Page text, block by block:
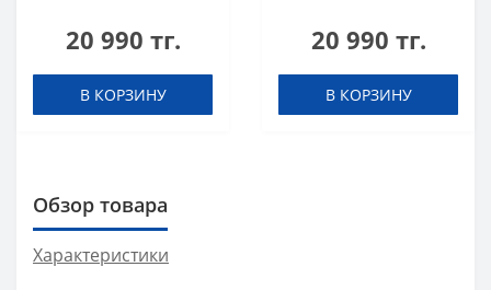
100.000 Apple 500 мл
20 990 тг.
В КОРЗИНУ
100.000 Cherry 500
20 990 тг.
В КОРЗИНУ
Обзор товара
Характеристики